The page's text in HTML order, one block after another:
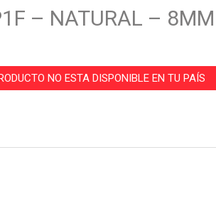
– NATURAL – 8MM
NO ESTA DISPONIBLE EN TU PAÍS